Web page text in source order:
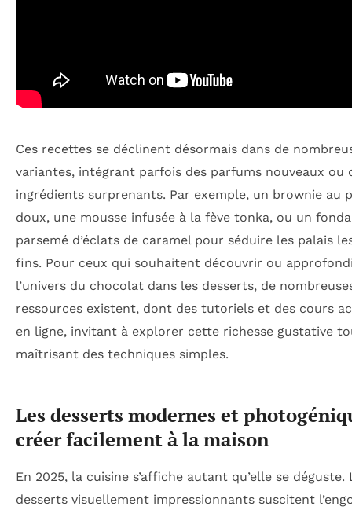
Ces recettes se déclinent désormais dans de
variantes, intégrant parfois des parfums nouveaux ou
ingrédients surprenants. Par exemple, un brownie au
doux, une mousse infusée à la fève tonka, ou un
parsemé d’éclats de caramel pour séduire les palais
fins. Pour ceux qui souhaitent découvrir ou
l’univers du chocolat dans les desserts, de
ressources existent, dont des tutoriels et des cours
en ligne, invitant à explorer cette richesse gustative
maîtrisant des techniques simples.
Les desserts modernes et
créer facilement à la maison
En 2025, la cuisine s’affiche autant qu’elle se déguste.
desserts visuellement impressionnants suscitent